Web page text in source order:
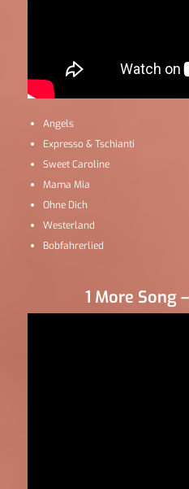
Angels
Expresso & Tschianti
Sweet Caroline
Mama Mia
Ohne Dich
Westerland
Bobfahrerlied
1 More Song